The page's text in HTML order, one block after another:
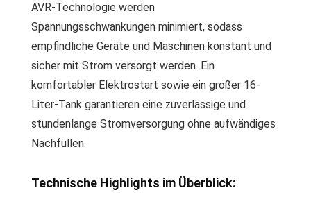
AVR-Technologie werden
Spannungsschwankungen minimiert, sodass
empfindliche Geräte und Maschinen konstant und
sicher mit Strom versorgt werden. Ein
komfortabler Elektrostart sowie ein großer 16-
Liter-Tank garantieren eine zuverlässige und
stundenlange Stromversorgung ohne aufwändiges
Nachfüllen.
Technische Highlights im Überblick: